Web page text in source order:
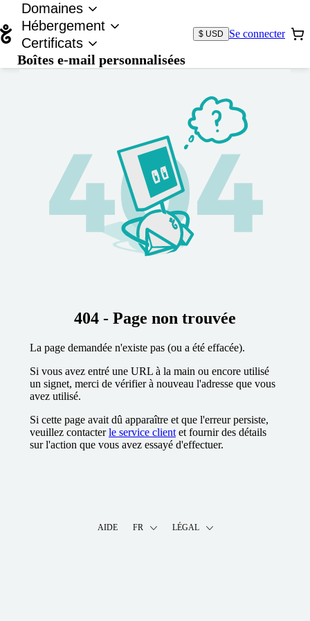
Domaines
Hébergement
Certificats
Boîtes e-mail personnalisées
$ USD Se connecter
404 - Page non trouvée
La page demandée n'existe pas (ou a été effacée).
Si vous avez entré une URL à la main ou encore utilisé
un signet, merci de vérifier à nouveau l'adresse que vous
avez utilisé.
Si cette page avait dû apparaître et que l'erreur persiste,
veuillez contacterle service client et fournir des détails
sur l'action que vous avez essayé d'effectuer.
AIDE FR LÉGAL